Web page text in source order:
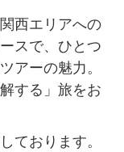
西エリアへの
スで、ひとつ
アーの魅力。
する」旅をお
ております。